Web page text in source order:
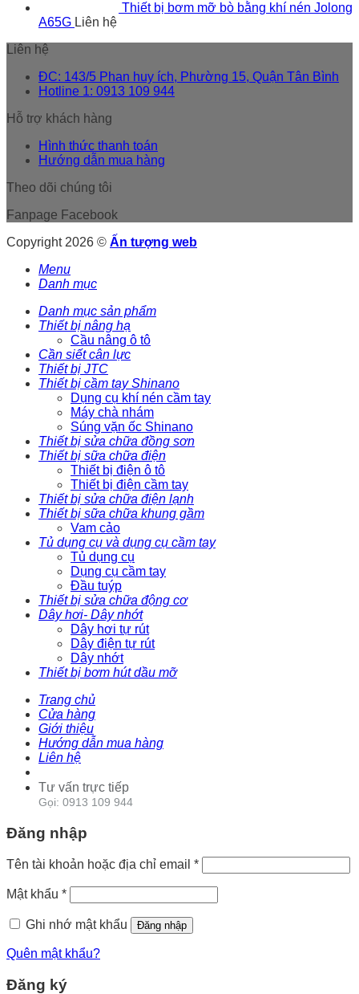
Thiết bị bơm mỡ bò bằng khí nén Jolong
A65G Liên hệ
Liên hệ
ĐC: 143/5 Phan huy ích, Phường 15, Quận Tân Bình
Hotline 1: 0913 109 944
Hỗ trợ khách hàng
Hình thức thanh toán
Hướng dẫn mua hàng
Theo dõi chúng tôi
Fanpage Facebook
Copyright 2026 © Ấn tượng web
Menu
Danh mục
Danh mục sản phẩm
Thiết bị nâng hạ
Cầu nâng ô tô
Cần siết cân lực
Thiết bị JTC
Thiết bị cầm tay Shinano
Dụng cụ khí nén cầm tay
Máy chà nhám
Súng vặn ốc Shinano
Thiết bị sửa chữa đồng sơn
Thiết bị sữa chữa điện
Thiết bị điện ô tô
Thiết bị điện cầm tay
Thiết bị sửa chữa điện lạnh
Thiết bị sữa chữa khung gầm
Vam cảo
Tủ dụng cụ và dụng cụ cầm tay
Tủ dụng cụ
Dụng cụ cầm tay
Đầu tuýp
Thiết bị sửa chữa động cơ
Dây hơi- Dây nhớt
Dây hơi tự rút
Dây điện tự rút
Dây nhớt
Thiết bị bơm hút dầu mỡ
Trang chủ
Cửa hàng
Giới thiệu
Hướng dẫn mua hàng
Liên hệ
Tư vấn trực tiếp
Gọi: 0913 109 944
Đăng nhập
Tên tài khoản hoặc địa chỉ email *
Mật khẩu *
Ghi nhớ mật khẩu Đăng nhập
Quên mật khẩu?
Đăng ký